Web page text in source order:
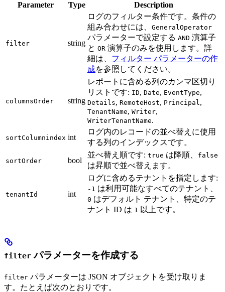
Parameter
Type Description
filter string
ログのフィルター条件です。条件の
組み合わせには、 GeneralOperator
パラメーターで設定する AND 演算子
と OR 演算子のみを使用します。詳
細は、 フィルター パラメーターの作
成を参照してください。
columnsOrder string
レポートに含める列のカンマ区切り
リストです: ID, Date, EventType,
Details, RemoteHost, Principal,
TenantName, Writer,
WriterTenantName.
sortColumnindex int
ログ内のレコードの並べ替えに使用
する列のインデックスです。
sortOrder bool
並べ替え順です: true は降順、 false
は昇順で並べ替えます。
tenantId int
ログに含めるテナントを指定します:
-1 は利用可能なすべてのテナント、
0 はデフォルト テナント、特定のテ
ナント ID は 1 以上です。
filter パラメーターを作成する
filter パラメーターは JSON オブジェクトを受け取りま
す。たとえば次のとおりです。